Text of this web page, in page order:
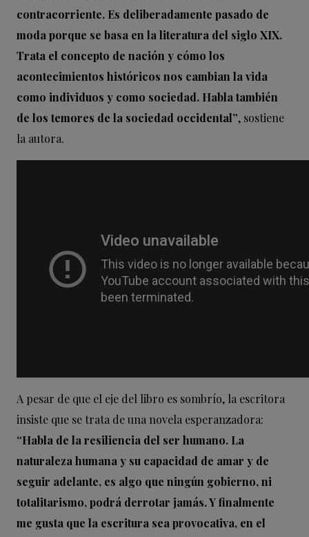
contracorriente. Es deliberadamente pasado de
moda porque se basa en la literatura del siglo XIX.
Trata el concepto de nación y cómo los
acontecimientos históricos nos cambian la vida
como individuos y como sociedad. Habla también
de los temores de la sociedad occidental”, sostiene
la autora.
A pesar de que el eje del libro es sombrío, la escritora
insiste que se trata de una novela esperanzadora:
“Habla de la resiliencia del ser humano. La
naturaleza humana y su capacidad de amar y de
seguir adelante, es algo que ningún gobierno, ni
totalitarismo, podrá derrotar jamás. Y finalmente
me gusta que la escritura sea provocativa, en el